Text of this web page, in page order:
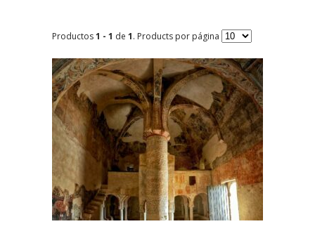
Productos1 - 1 de 1. Products por página